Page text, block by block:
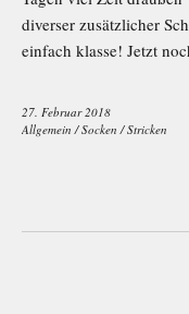
diverser zusätzlicher
einfach klasse! Jetzt
27. Februar 2018
Allgemein /Socken /Stricken